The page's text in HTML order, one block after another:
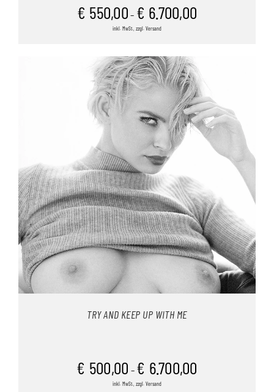
€ 550,00 – € 6.700,00
inkl. MwSt., zzgl. Versand
TRY AND KEEP UP WITH ME
€ 500,00 – € 6.700,00
inkl. MwSt., zzgl. Versand